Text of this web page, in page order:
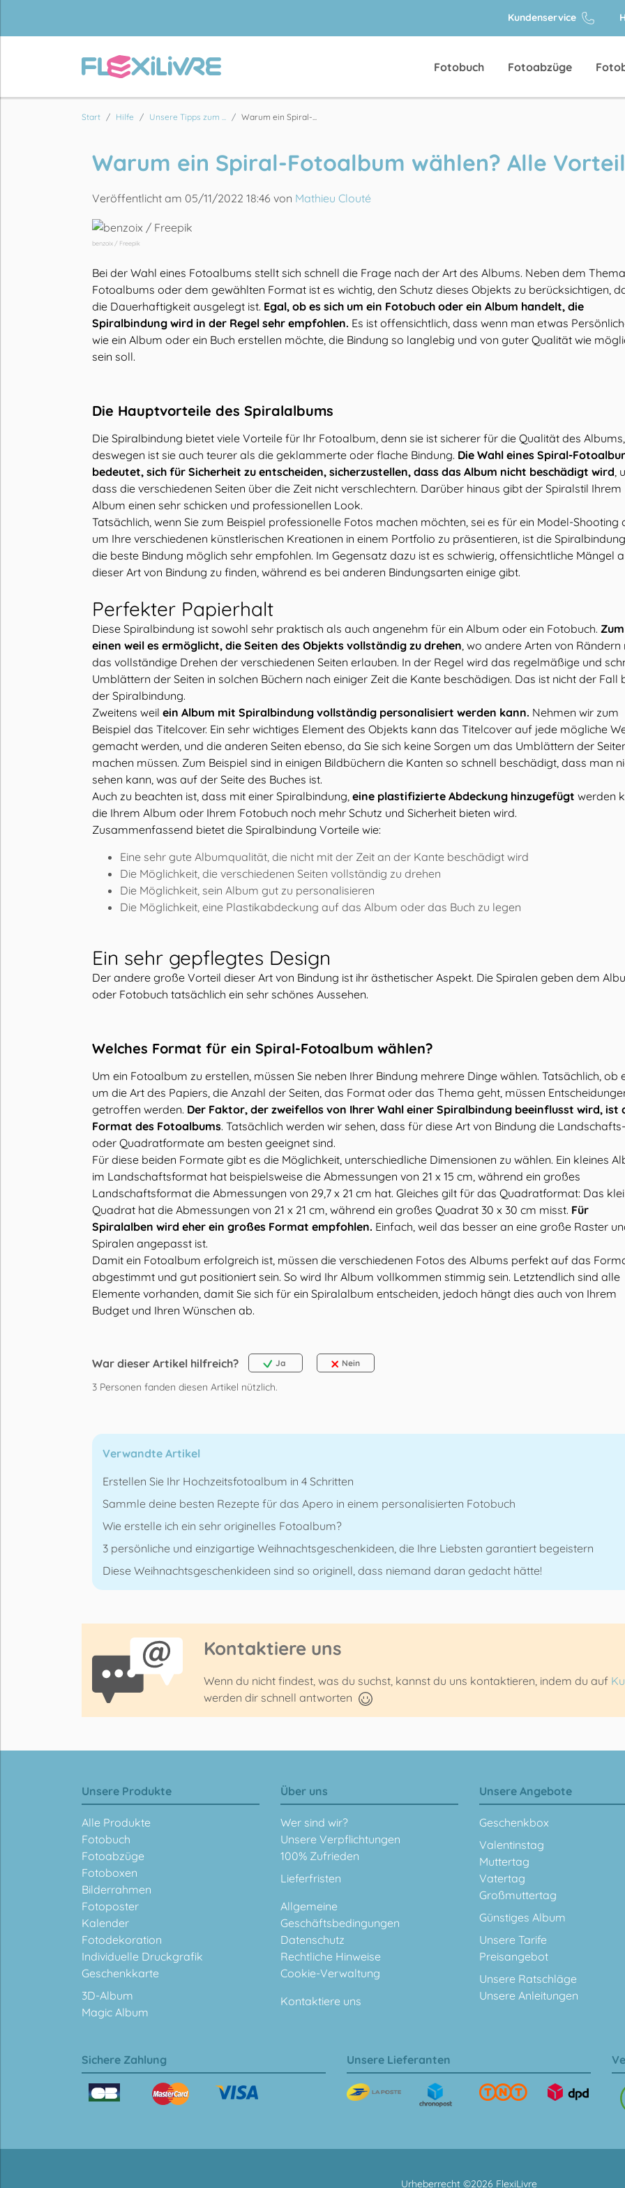
Kundenservice
Fotobuch Fotoabzüge
Start Hilfe Unsere Tipps zum ... Warum ein Spiral-...
Warum ein Spiral-Fotoalbum wählen? Alle
Veröffentlicht am 05/11/2022 18:46 von Mathieu Clouté
benzoix / Freepik
Bei der Wahl eines Fotoalbums stellt sich schnell die Frage nach der Art des Albums. Neben dem
Fotoalbums oder dem gewählten Format ist es wichtig, den Schutz dieses Objekts zu berücksichtigen,
die Dauerhaftigkeit ausgelegt ist. Egal, ob es sich um ein Fotobuch oder ein Album handelt, die
Spiralbindung wird in der Regel sehr empfohlen. Es ist offensichtlich, dass wenn man etwas
wie ein Album oder ein Buch erstellen möchte, die Bindung so langlebig und von guter Qualität wie
sein soll.
Die Hauptvorteile des Spiralalbums
Die Spiralbindung bietet viele Vorteile für Ihr Fotoalbum, denn sie ist sicherer für die Qualität des
deswegen ist sie auch teurer als die geklammerte oder flache Bindung. Die Wahl eines Spiral-
bedeutet, sich für Sicherheit zu entscheiden, sicherzustellen, dass das Album nicht beschädigt wird ,
dass die verschiedenen Seiten über die Zeit nicht verschlechtern. Darüber hinaus gibt der Spiralstil Ihrem
Album einen sehr schicken und professionellen Look.
Tatsächlich, wenn Sie zum Beispiel professionelle Fotos machen möchten, sei es für ein Model-Shooting
um Ihre verschiedenen künstlerischen Kreationen in einem Portfolio zu präsentieren, ist die
die beste Bindung möglich sehr empfohlen. Im Gegensatz dazu ist es schwierig, offensichtliche Mängel
dieser Art von Bindung zu finden, während es bei anderen Bindungsarten einige gibt.
Perfekter Papierhalt
Diese Spiralbindung ist sowohl sehr praktisch als auch angenehm für ein Album oder ein Fotobuch. Zum
einen weil es ermöglicht, die Seiten des Objekts vollständig zu drehen , wo andere Arten von Rändern
das vollständige Drehen der verschiedenen Seiten erlauben. In der Regel wird das regelmäßige und
Umblättern der Seiten in solchen Büchern nach einiger Zeit die Kante beschädigen. Das ist nicht der Fall
der Spiralbindung.
Zweitens weil ein Album mit Spiralbindung vollständig personalisiert werden kann. Nehmen wir zum
Beispiel das Titelcover. Ein sehr wichtiges Element des Objekts kann das Titelcover auf jede mögliche
gemacht werden, und die anderen Seiten ebenso, da Sie sich keine Sorgen um das Umblättern der
machen müssen. Zum Beispiel sind in einigen Bildbüchern die Kanten so schnell beschädigt, dass man
sehen kann, was auf der Seite des Buches ist.
Auch zu beachten ist, dass mit einer Spiralbindung, eine plastifizierte Abdeckung hinzugefügt werden
die Ihrem Album oder Ihrem Fotobuch noch mehr Schutz und Sicherheit bieten wird.
Zusammenfassend bietet die Spiralbindung Vorteile wie:
Eine sehr gute Albumqualität, die nicht mit der Zeit an der Kante beschädigt wird
Die Möglichkeit, die verschiedenen Seiten vollständig zu drehen
Die Möglichkeit, sein Album gut zu personalisieren
Die Möglichkeit, eine Plastikabdeckung auf das Album oder das Buch zu legen
Ein sehr gepflegtes Design
Der andere große Vorteil dieser Art von Bindung ist ihr ästhetischer Aspekt. Die Spiralen geben dem
oder Fotobuch tatsächlich ein sehr schönes Aussehen.
Welches Format für ein Spiral-Fotoalbum wählen?
Um ein Fotoalbum zu erstellen, müssen Sie neben Ihrer Bindung mehrere Dinge wählen. Tatsächlich, ob
um die Art des Papiers, die Anzahl der Seiten, das Format oder das Thema geht, müssen
getroffen werden. Der Faktor, der zweifellos von Ihrer Wahl einer Spiralbindung beeinflusst wird, ist
Format des Fotoalbums. Tatsächlich werden wir sehen, dass für diese Art von Bindung die Landschafts-
oder Quadratformate am besten geeignet sind.
Für diese beiden Formate gibt es die Möglichkeit, unterschiedliche Dimensionen zu wählen. Ein kleines
im Landschaftsformat hat beispielsweise die Abmessungen von 21 x 15 cm, während ein großes
Landschaftsformat die Abmessungen von 29,7 x 21 cm hat. Gleiches gilt für das Quadratformat: Das
Quadrat hat die Abmessungen von 21 x 21 cm, während ein großes Quadrat 30 x 30 cm misst. Für
Spiralalben wird eher ein großes Format empfohlen. Einfach, weil das besser an eine große Raster
Spiralen angepasst ist.
Damit ein Fotoalbum erfolgreich ist, müssen die verschiedenen Fotos des Albums perfekt auf das
abgestimmt und gut positioniert sein. So wird Ihr Album vollkommen stimmig sein. Letztendlich sind alle
Elemente vorhanden, damit Sie sich für ein Spiralalbum entscheiden, jedoch hängt dies auch von Ihrem
Budget und Ihren Wünschen ab.
War dieser Artikel hilfreich? Ja Nein
3 Personen fanden diesen Artikel nützlich.
Verwandte Artikel
Erstellen Sie Ihr Hochzeitsfotoalbum in 4 Schritten
Sammle deine besten Rezepte für das Apero in einem personalisierten Fotobuch
Wie erstelle ich ein sehr originelles Fotoalbum?
3 persönliche und einzigartige Weihnachtsgeschenkideen, die Ihre Liebsten garantiert begeistern
Diese Weihnachtsgeschenkideen sind so originell, dass niemand daran gedacht hätte!
Kontaktiere uns
Wenn du nicht findest, was du suchst, kannst du uns kontaktieren, indem du auf
werden dir schnell antworten
Unsere Produkte
Alle Produkte
Fotobuch
Fotoabzüge
Fotoboxen
Bilderrahmen
Fotoposter
Kalender
Fotodekoration
Individuelle Druckgrafik
Geschenkkarte
3D-Album
Magic Album
Über uns
Wer sind wir?
Unsere Verpflichtungen
100% Zufrieden
Lieferfristen
Allgemeine
Geschäftsbedingungen
Datenschutz
Rechtliche Hinweise
Cookie-Verwaltung
Kontaktiere uns
Unsere Angebote
Geschenkbox
Valentinstag
Muttertag
Vatertag
Großmuttertag
Günstiges Album
Unsere Tarife
Preisangebot
Unsere Ratschläge
Unsere Anleitungen
Sichere Zahlung Unsere Lieferanten
Urheberrecht ©2026 FlexiLivre